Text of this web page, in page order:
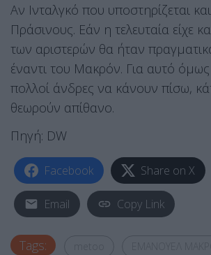
Αν Ινταλγκό που υποστηρίζεται
Πράσινους. Εάν η τελευταία είχε
των αριστερών θα ήταν
έναντι του Μακρόν. Για αυτό
πολλοί άνδρες να κάνουν πίσω,
θεωρούν απίθανο.
Πηγή: DW
Facebook Share on X
Email Copy Link
Tags: